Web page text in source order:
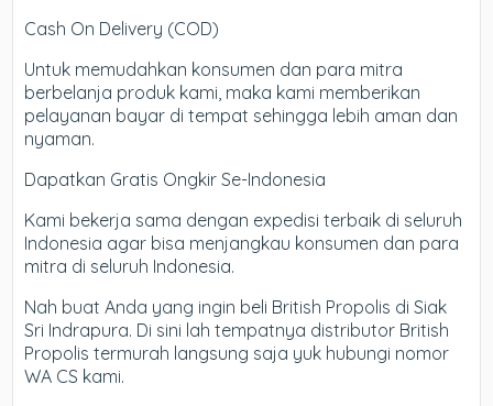
Cash On Delivery (COD)
Untuk memudahkan konsumen dan para mitra
berbelanja produk kami, maka kami memberikan
pelayanan bayar di tempat sehingga lebih aman dan
nyaman.
Dapatkan Gratis Ongkir Se-Indonesia
Kami bekerja sama dengan expedisi terbaik di seluruh
Indonesia agar bisa menjangkau konsumen dan para
mitra di seluruh Indonesia.
Nah buat Anda yang ingin beli British Propolis di Siak
Sri Indrapura. Di sini lah tempatnya distributor British
Propolis termurah langsung saja yuk hubungi nomor
WA CS kami.